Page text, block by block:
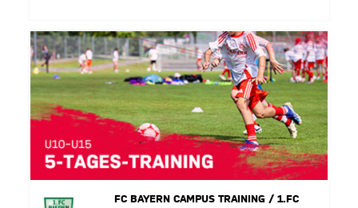
FC BAYERN CAMPUS TRAINING / 1.FC